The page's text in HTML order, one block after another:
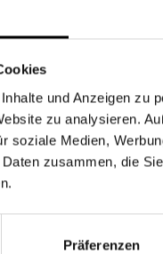
und Anzeigen zu
zu analysieren.
soziale Medien,
zusammen, die
Präferenzen
/ Serie
DAILY
Männer,Mann,
Text
Jugendliche
Hochzeit